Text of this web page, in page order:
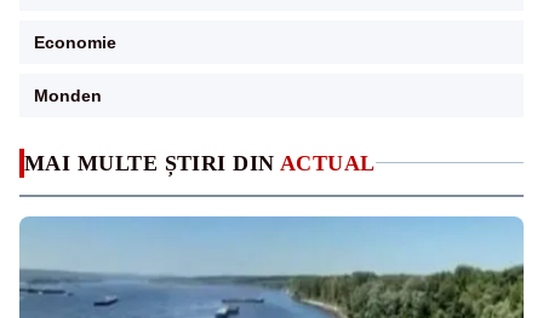
MAI MULTE ȘTIRI DIN ACTUAL
Economie
Monden